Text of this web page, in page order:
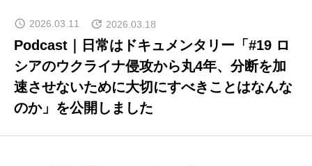
BLOG
日常はドキュメンタリー
DOWNLOAD
資料ダウンロード
2026.03.11 2026.03.18
Podcast｜日常はドキュメンタリー「#19 ロ
シアのウクライナ侵攻から丸4年、分断を加
速させないために大切にすべきことはなんな
のか」を公開しました